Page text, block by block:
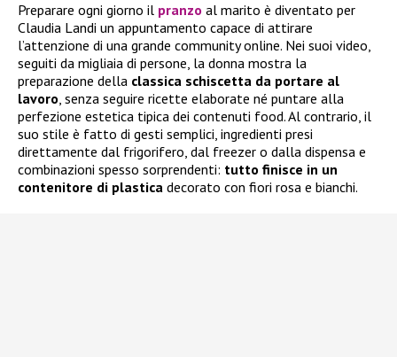
Preparare ogni giorno il pranzo al marito è diventato per
Claudia Landi un appuntamento capace di attirare
l’attenzione di una grande community online. Nei suoi video,
seguiti da migliaia di persone, la donna mostra la
preparazione della classica schiscetta da portare al
lavoro, senza seguire ricette elaborate né puntare alla
perfezione estetica tipica dei contenuti food. Al contrario, il
suo stile è fatto di gesti semplici, ingredienti presi
direttamente dal frigorifero, dal freezer o dalla dispensa e
combinazioni spesso sorprendenti: tutto finisce in un
contenitore di plastica decorato con fiori rosa e bianchi.